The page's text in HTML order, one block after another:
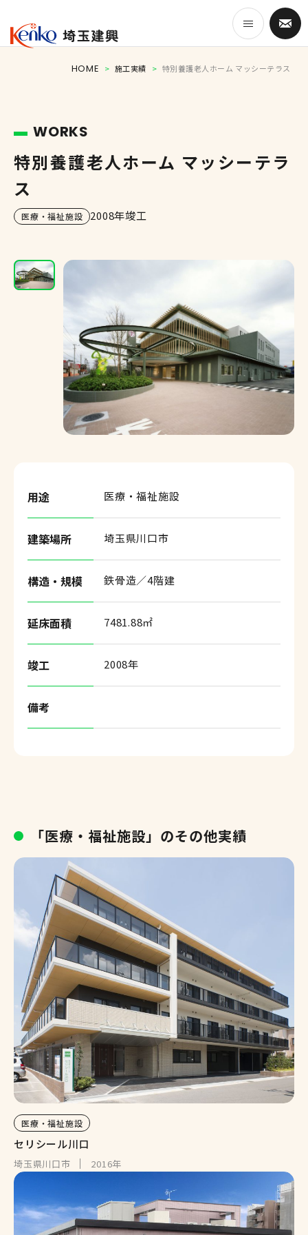
事業紹介
埼玉建興のつよみ
会社案内
お知らせ
採用情報
サイトマップ
個人情報保護方針
サイトのご利用について
お問い合わせ
HOME > 施工実績 > 特別養護老人ホーム マッシーテラス
WORKS
特別養護老人ホーム マッシーテラ
ス
医療・福祉施設 2008年竣工
用途 医療・福祉施設
建築場所 埼玉県川口市
構造・規模 鉄骨造／4階建
延床面積 7481.88㎡
竣工 2008年
備考
「医療・福祉施設」のその他実績
医療・福祉施設
セリシール川口
埼玉県川口市 2016年